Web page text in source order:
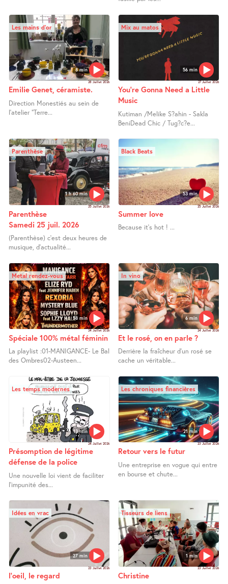
8 min
Les mains d’or
28 Juillet 2026
Emilie Genet, céramiste.
Direction Monestiés au sein de
l’atelier "Terre...
56 min
Mix au matos
27 Juillet 2026
You’re Gonna Need a Little
Music
Kutiman /Melike S?ahin - Sakla
BeniDead Chic / Tug?c?e...
1 h 60 min
Parenthèse
25 Juillet 2026
Parenthèse
Samedi 25 juil. 2026
(Parenthèse) c’est deux heures de
musique, d’actualité...
53 min
Black Beats
25 Juillet 2026
Summer love
Because it’s hot ! ...
58 min
Metal rendez-vous
24 Juillet 2026
Spéciale 100% métal féminin
La playlist :01-MANIGANCE- Le Bal
des Ombres02-Austeen...
6 min
In vino
24 Juillet 2026
Et le rosé, on en parle ?
Derrière la fraîcheur d’un rosé se
cache un véritable...
13 min
Les temps modernes
24 Juillet 2026
Présomption de légitime
défense de la police
Une nouvelle loi vient de faciliter
l’impunité des...
21 min
Les chroniques financières
23 Juillet 2026
Retour vers le futur
Une entreprise en vogue qui entre
en bourse et chute...
27 min
Idées en vrac
23 Juillet 2026
l’oeil, le regard
1 min
Tisseurs de liens
23 Juillet 2026
Christine